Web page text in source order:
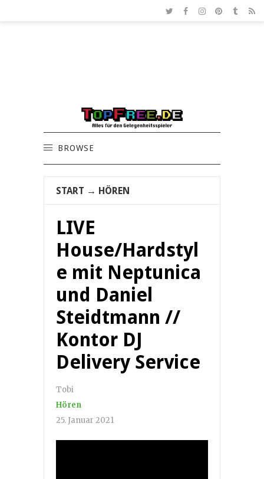
BROWSE
START → HÖREN
LIVE
House/Hardstyl
e mit Neptunica
und Daniel
Steidtmann //
Kontor DJ
Delivery Service
Tobi
Hören
25. Januar 2021